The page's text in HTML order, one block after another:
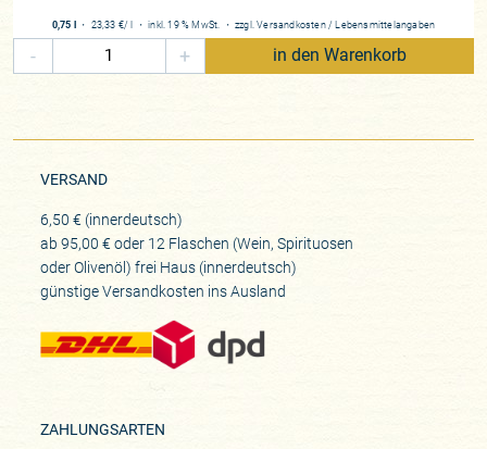
0,75 l ・ 23,33 €/ l ・inkl. 19 % MwSt. ・ zzgl.Versandkosten / Lebensmittelangaben
- + in den Warenkorb
VERSAND
6,50 € (innerdeutsch)
ab 95,00 € oder 12 Flaschen (Wein, Spirituosen
oder Olivenöl) frei Haus (innerdeutsch)
günstige Versandkosten ins Ausland
ZAHLUNGSARTEN